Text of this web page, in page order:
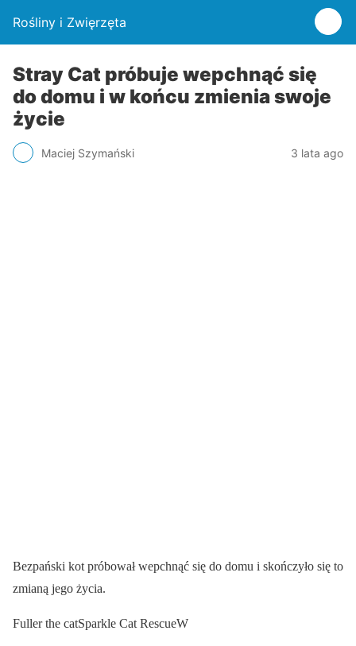
Rośliny i Zwięrzęta
Stray Cat próbuje wepchnąć się
do domu i w końcu zmienia swoje
życie
Maciej Szymański 3 lata ago
Bezpański kot próbował wepchnąć się do domu i skończyło się to
zmianą jego życia.
Fuller the catSparkle Cat RescueW